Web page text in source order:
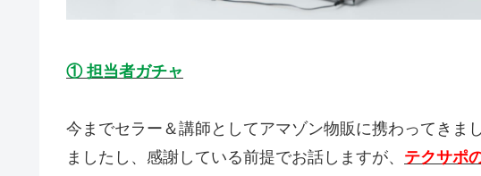
① 担当者ガチャ
今までセラー＆講師としてアマゾン物販に携わってきま
ましたし、感謝している前提でお話しますが、 テクサポ